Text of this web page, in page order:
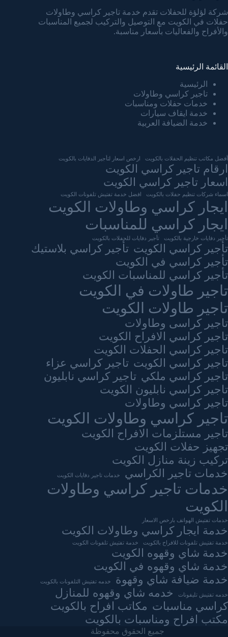
شركة لؤلؤة للحفلات تقدم خدمة تاجير كراسي وطاولات
حفلات في الكويت مع التوصيل والتركيب لجميع المناسبات
والأفراح والفعاليات بأسعار مناسبة.
القائمة الرئيسية
الرئيسية
تاجير كراسي وطاولات
خدمات حفلات ومناسبات
خدمة ايقاف سيارات
خدمة الضيافة العربية
أفضل مكاتب تنظيم الحفلات بالكويت ارخص اسعار لتأجير الدفايات بالكويت
ارقام تاجير كراسي الكويت
اسعار تاجير كراسي الكويت
اسماء شركات تنظيم حفلات بالكويت افضل خدمة تفتيش تلفونات الكويت
ايجار كراسي وطاولات الكويت
ايجار كراسي للمناسبات
تأجير دفايات خارجية بالكويت تأجير دفايات للحفلات بالكويت
تأجير كراسي الكويت تأجير كراسي بلاستيك
تأجير كراسي في الكويت
تأجير كراسي للمناسبات الكويت
تاجير طاولات في الكويت
تاجير طاولات الكويت
تاجير كراسى وطاولات
تاجير كراسي الافراح الكويت
تاجير كراسي الحفلات الكويت
تاجير كراسي الكويت تاجير كراسي عزاء
تاجير كراسي ملكي تاجير كراسي نابليون
تاجير كراسي نابليون الكويت
تاجير كراسي وطاولات
تاجير كراسي وطاولات الكويت
تاجير مستلزمات الافراح الكويت
تجهيز حفلات الكويت
تركيب زينة منازل الكويت
خدمات تاجير الكراسي
خدمات تاجير دفايات الكويت
خدمات تاجير كراسي وطاولات
الكويت
خدمات تفتيش الهواتف بارخص الاسعار
خدمة ايجار كراسي وطاولات الكويت
خدمة تفتيش تلفونات للافراح بالكويت خدمة تفتيش تلفونات الكويت
خدمة شاي وقهوه الكويت
خدمة شاي وقهوه في الكويت
خدمة ضيافة شاي وقهوة
خدمه تفتيش التلفونات بالكويت
خدمه تفتيش تليفونات
خدمه شاي وقهوه للمنازل
كراسي مناسبات مكاتب افراح بالكويت
مكتب افراح ومناسبات بالكويت
جميع الحقوق محفوظة